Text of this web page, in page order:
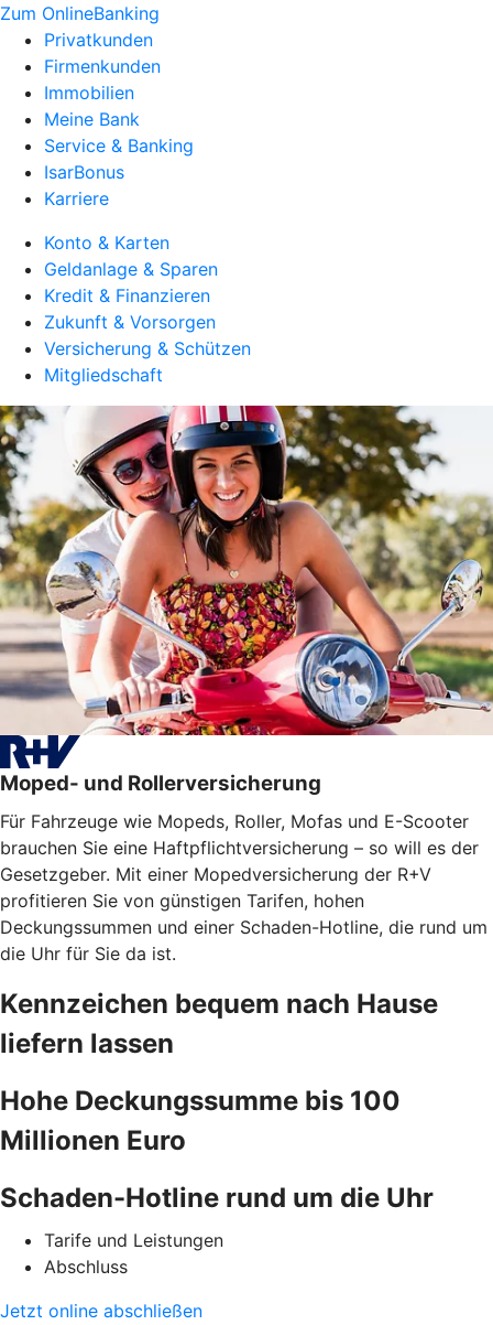
Zum OnlineBanking
Privatkunden
Firmenkunden
Immobilien
Meine Bank
Service & Banking
IsarBonus
Karriere
Konto & Karten
Geldanlage & Sparen
Kredit & Finanzieren
Zukunft & Vorsorgen
Versicherung & Schützen
Mitgliedschaft
Moped- und Rollerversicherung
Für Fahrzeuge wie Mopeds, Roller, Mofas und E-Scooter
brauchen Sie eine Haftpflichtversicherung – so will es der
Gesetzgeber. Mit einer Mopedversicherung der R+V
profitieren Sie von günstigen Tarifen, hohen
Deckungssummen und einer Schaden-Hotline, die rund um
die Uhr für Sie da ist.
Kennzeichen bequem nach Hause
liefern lassen
Hohe Deckungssumme bis 100
Millionen Euro
Schaden-Hotline rund um die Uhr
Tarife und Leistungen
Abschluss
Jetzt online abschließen